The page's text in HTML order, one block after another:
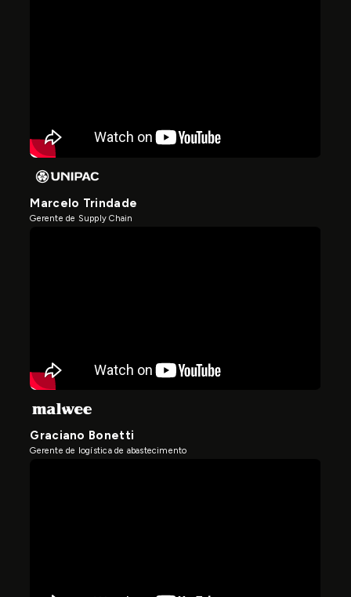
Marcelo Trindade
Gerente de Supply Chain
Graciano Bonetti
Gerente de logística de abastecimento